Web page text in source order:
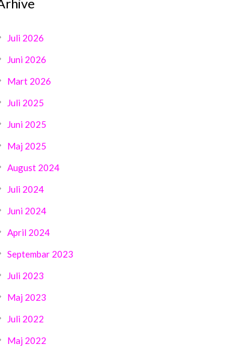
Juli 2026
Juni 2026
Mart 2026
Juli 2025
Juni 2025
Maj 2025
August 2024
Juli 2024
Juni 2024
April 2024
Septembar 2023
Juli 2023
Maj 2023
Juli 2022
Maj 2022